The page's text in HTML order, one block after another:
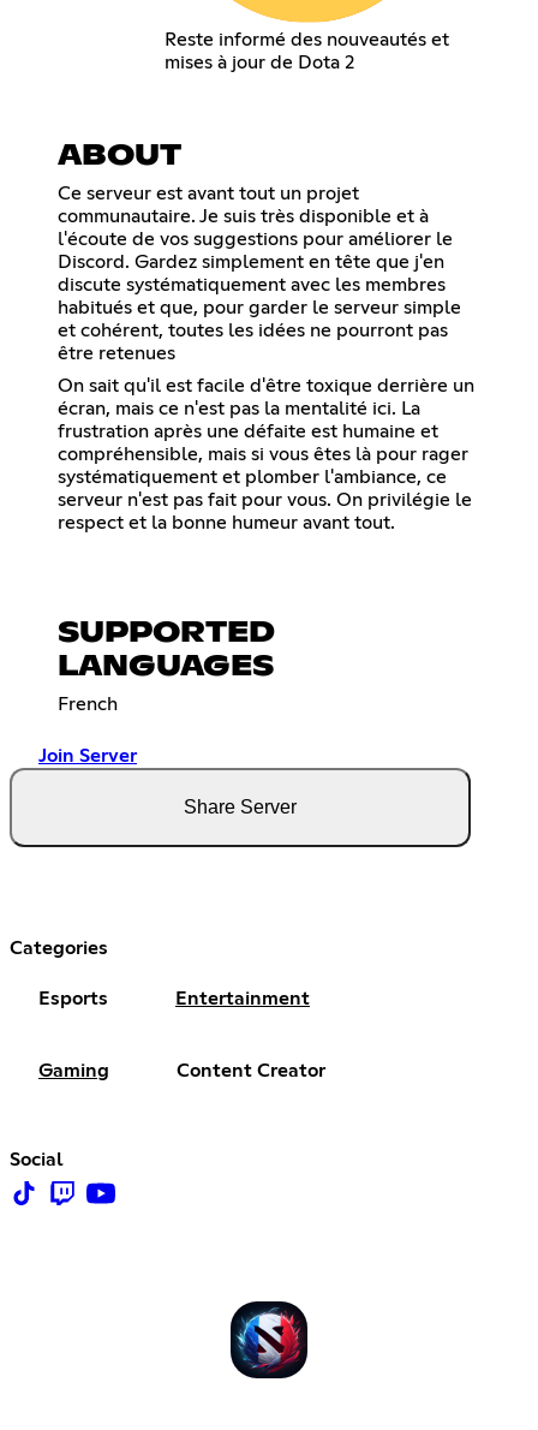
Reste informé des nouveautés et
mises à jour de Dota 2
ABOUT
Ce serveur est avant tout un projet
communautaire. Je suis très disponible et à
l'écoute de vos suggestions pour améliorer le
Discord. Gardez simplement en tête que j'en
discute systématiquement avec les membres
habitués et que, pour garder le serveur simple
et cohérent, toutes les idées ne pourront pas
être retenues
On sait qu'il est facile d'être toxique derrière un
écran, mais ce n'est pas la mentalité ici. La
frustration après une défaite est humaine et
compréhensible, mais si vous êtes là pour rager
systématiquement et plomber l'ambiance, ce
serveur n'est pas fait pour vous. On privilégie le
respect et la bonne humeur avant tout.
SUPPORTED
LANGUAGES
French
Join Server
Share Server
Categories
Esports Entertainment
Gaming Content Creator
Social